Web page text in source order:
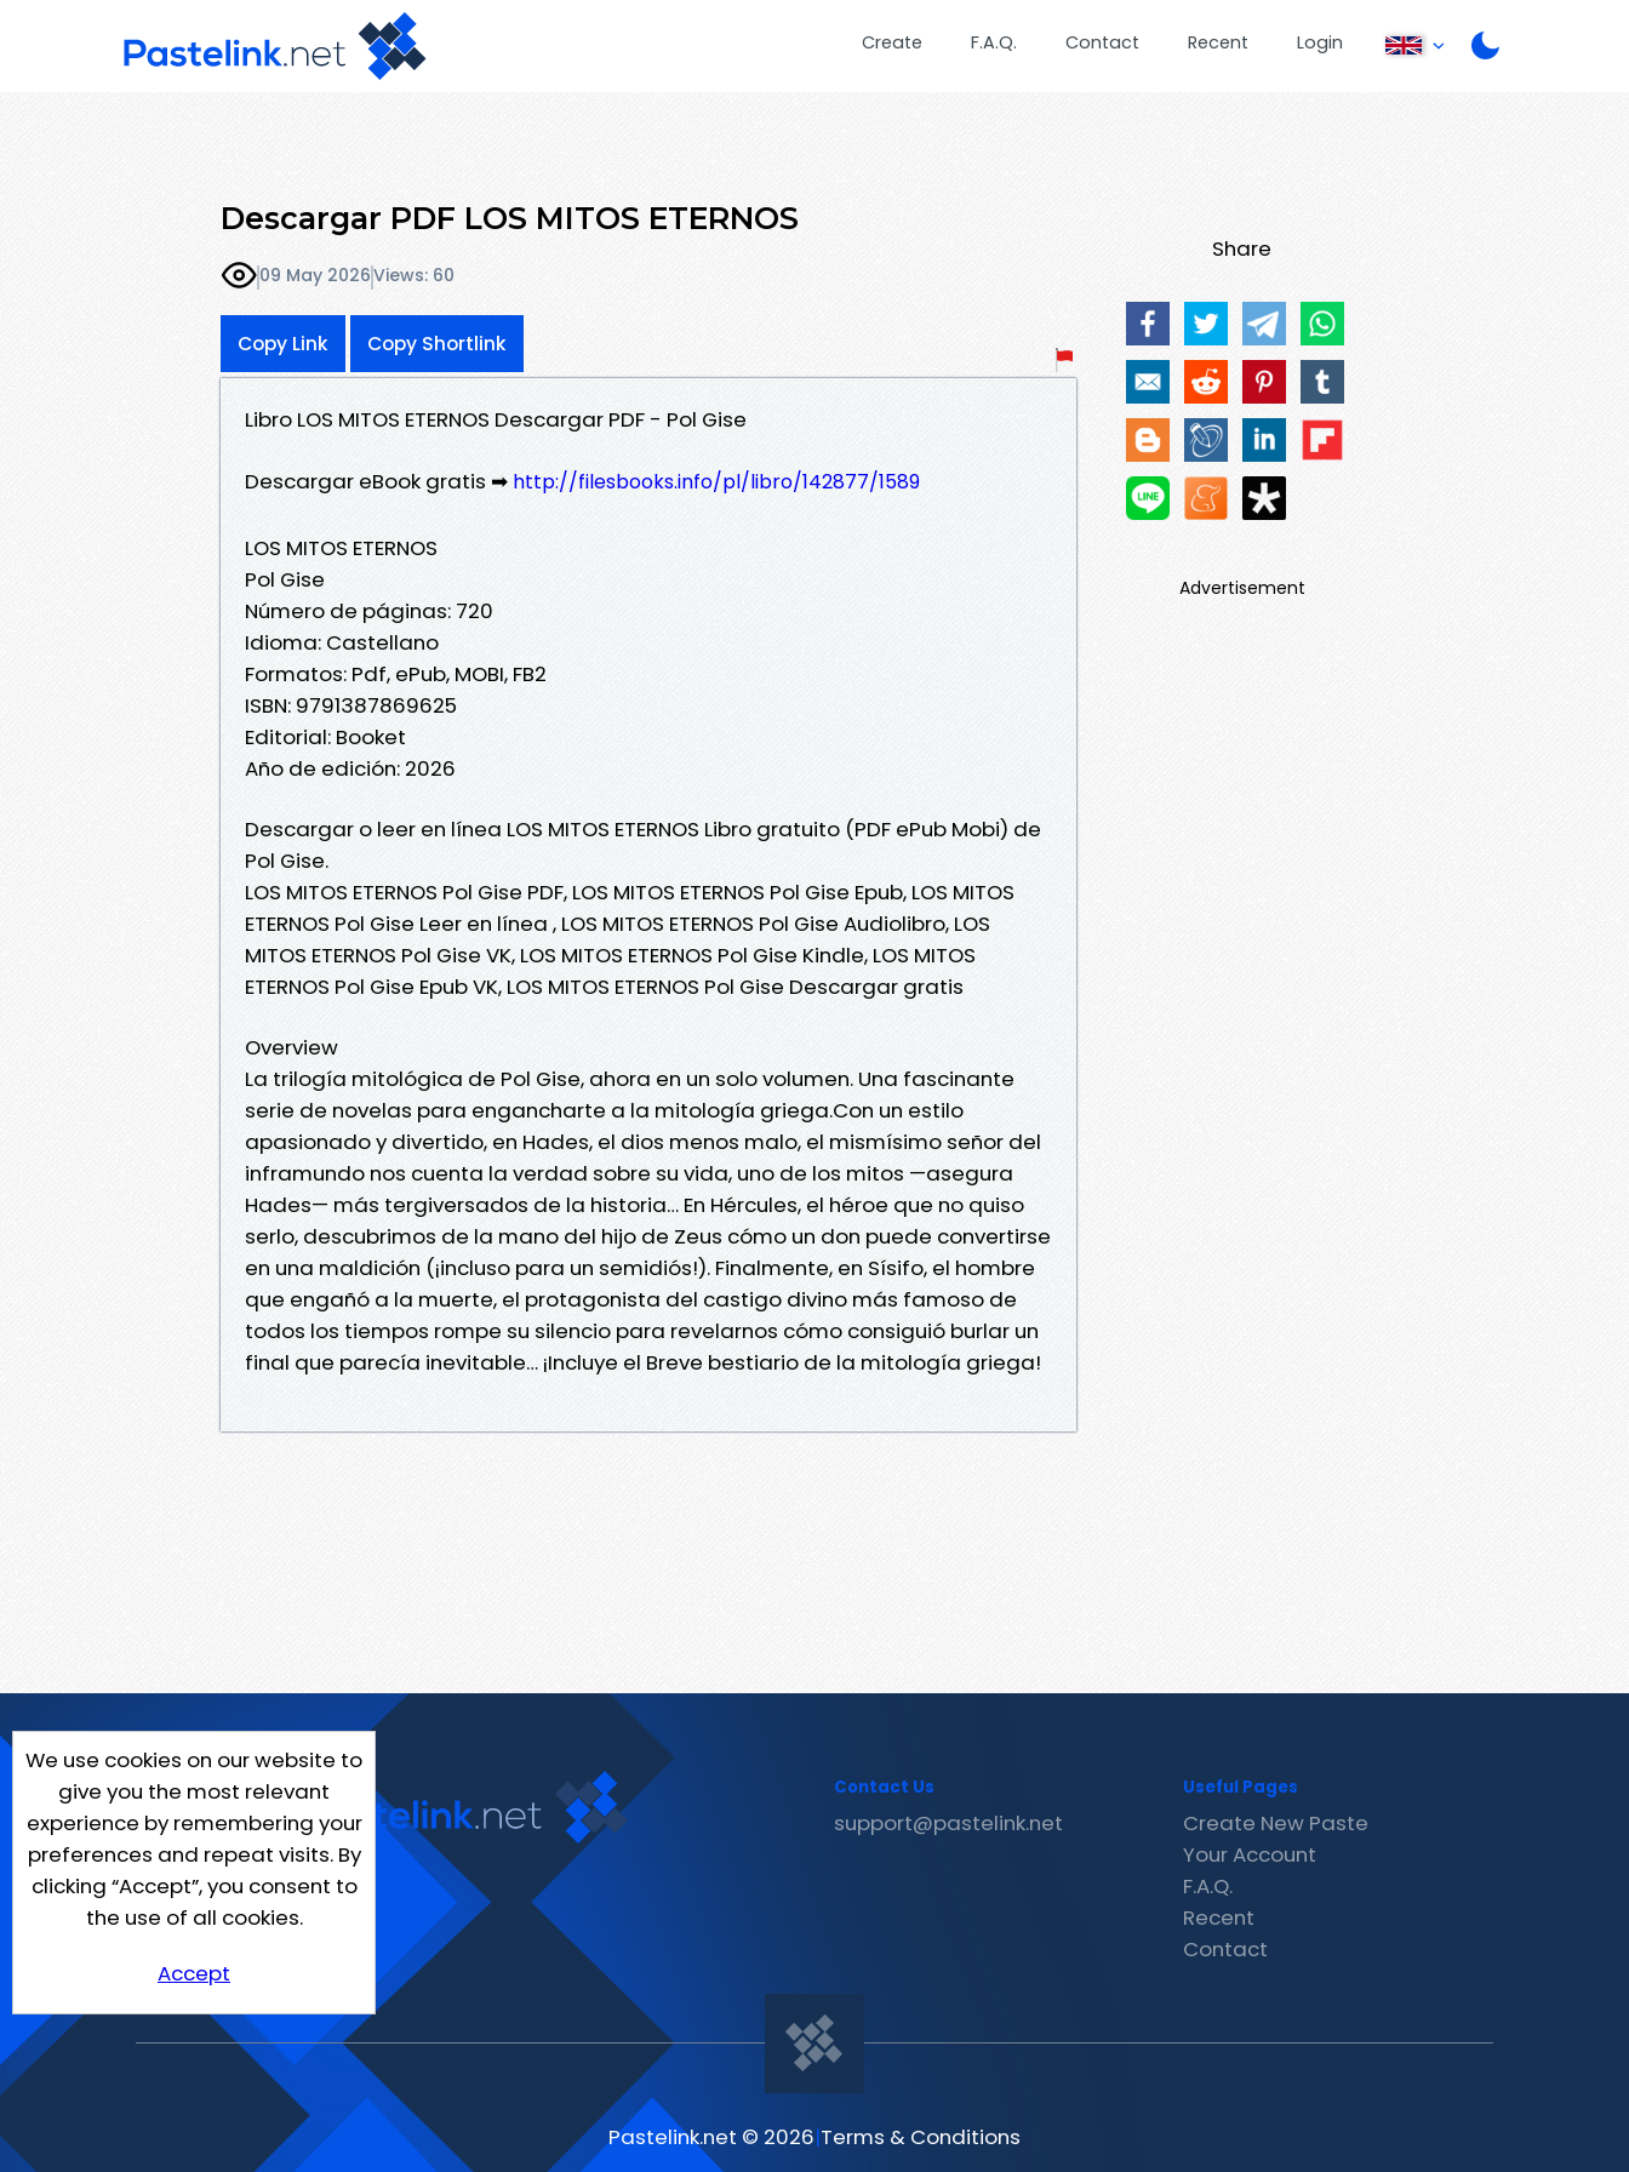
Create F.A.Q. Contact Recent Login
Descargar PDF LOS MITOS ETERNOS
09 May 2026Views: 60
Copy Link Copy Shortlink
Libro LOS MITOS ETERNOS Descargar PDF - Pol Gise
Descargar eBook gratis ➡ http://filesbooks.info/pl/libro/142877/1589
LOS MITOS ETERNOS
Pol Gise
Número de páginas: 720
Idioma: Castellano
Formatos: Pdf, ePub, MOBI, FB2
ISBN: 9791387869625
Editorial: Booket
Año de edición: 2026
Descargar o leer en línea LOS MITOS ETERNOS Libro gratuito (PDF ePub Mobi) de
Pol Gise.
LOS MITOS ETERNOS Pol Gise PDF, LOS MITOS ETERNOS Pol Gise Epub, LOS MITOS
ETERNOS Pol Gise Leer en línea , LOS MITOS ETERNOS Pol Gise Audiolibro, LOS
MITOS ETERNOS Pol Gise VK, LOS MITOS ETERNOS Pol Gise Kindle, LOS MITOS
ETERNOS Pol Gise Epub VK, LOS MITOS ETERNOS Pol Gise Descargar gratis
Overview
La trilogía mitológica de Pol Gise, ahora en un solo volumen. Una fascinante
serie de novelas para engancharte a la mitología griega.Con un estilo
apasionado y divertido, en Hades, el dios menos malo, el mismísimo señor del
inframundo nos cuenta la verdad sobre su vida, uno de los mitos —asegura
Hades— más tergiversados de la historia… En Hércules, el héroe que no quiso
serlo, descubrimos de la mano del hijo de Zeus cómo un don puede convertirse
en una maldición (¡incluso para un semidiós!). Finalmente, en Sísifo, el hombre
que engañó a la muerte, el protagonista del castigo divino más famoso de
todos los tiempos rompe su silencio para revelarnos cómo consiguió burlar un
final que parecía inevitable… ¡Incluye el Breve bestiario de la mitología griega!
Share
Advertisement
We use cookies on our website to
give you the most relevant
experience by remembering your
preferences and repeat visits. By
clicking “Accept”, you consent to
the use of all cookies.
Accept
Contact Us
support@pastelink.net
Useful Pages
Create New Paste
Your Account
F.A.Q.
Recent
Contact
Pastelink.net © 2026|Terms & Conditions